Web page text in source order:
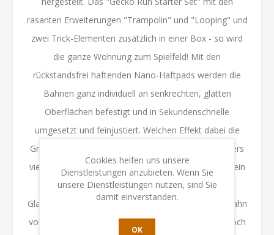
rasanten Erweiterungen "Trampolin" und "Looping" und
zwei Trick-Elementen zusätzlich in einer Box - so wird
die ganze Wohnung zum Spielfeld! Mit den
rückstandsfrei haftenden Nano-Haftpads werden die
Bahnen ganz individuell an senkrechten, glatten
Oberflächen befestigt und in Sekundenschnelle
umgesetzt und feinjustiert. Welchen Effekt dabei die
Gravitation auf ihre Kugel hat und wann sie besonders
viel Speed sammelt, finden die Kinder dabei ganz allein
heraus. Ob über Hindernisse hinweg, ob an Türen,
Glasscheiben, Fliesen oder Regalen - mit der Kugelbahn
von KOSMOS kann so flexibel gebaut werden wie noch
Cookies helfen uns unsere
Dienstleistungen anzubieten. Wenn Sie
unsere Dienstleistungen nutzen, sind Sie
damit einverstanden.
OK